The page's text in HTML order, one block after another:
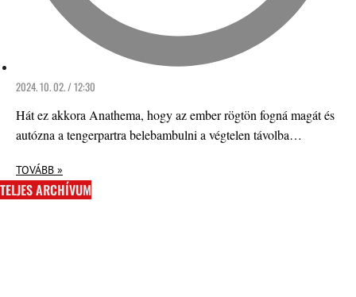
2024. 10. 02. / 12:30
Hát ez akkora Anathema, hogy az ember rögtön fogná magát és
autózna a tengerpartra belebambulni a végtelen távolba…
TOVÁBB »
TELJES ARCHÍVUM